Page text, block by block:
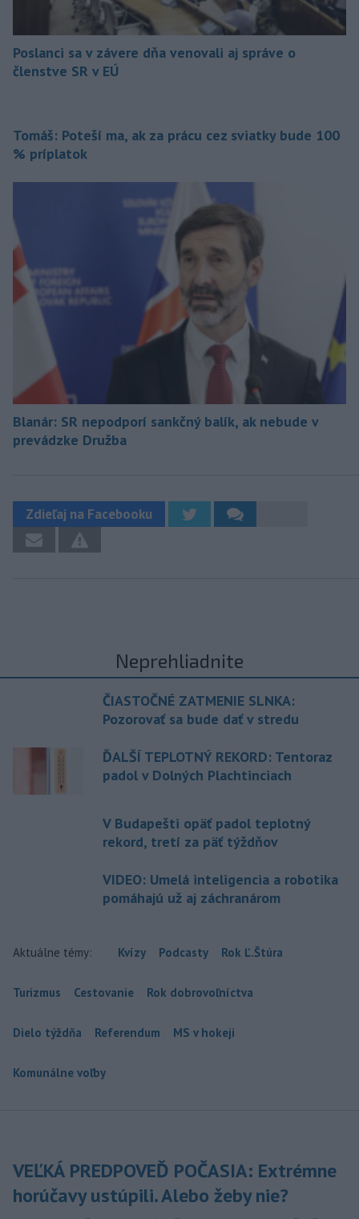
Poslanci sa v závere dňa venovali aj správe o
členstve SR v EÚ
Tomáš: Poteší ma, ak za prácu cez sviatky bude 100
% príplatok
Blanár: SR nepodporí sankčný balík, ak nebude v
prevádzke Družba
Zdieľaj na Facebooku
Neprehliadnite
ČIASTOČNÉ ZATMENIE SLNKA:
Pozorovať sa bude dať v stredu
ĎALŠÍ TEPLOTNÝ REKORD: Tentoraz
padol v Dolných Plachtinciach
V Budapešti opäť padol teplotný
rekord, tretí za päť týždňov
VIDEO: Umelá inteligencia a robotika
pomáhajú už aj záchranárom
Aktuálne témy: Kvízy Podcasty Rok Ľ.Štúra
Turizmus Cestovanie Rok dobrovoľníctva
Dielo týždňa Referendum MS v hokeji
Komunálne voľby
VEĽKÁ PREDPOVEĎ POČASIA: Extrémne
horúčavy ustúpili. Alebo žeby nie?